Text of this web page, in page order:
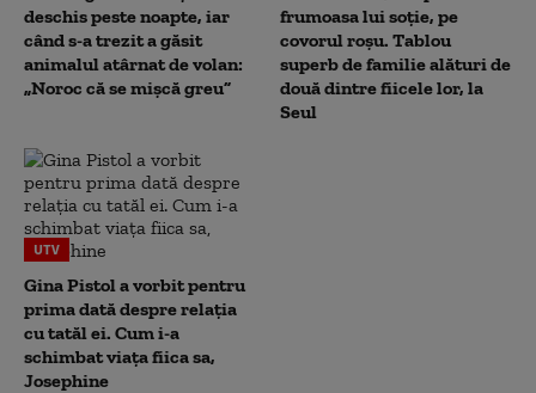
deschis peste noapte, iar
când s-a trezit a găsit
animalul atârnat de volan:
„Noroc că se mișcă greu”
frumoasa lui soție, pe
covorul roșu. Tablou
superb de familie alături de
două dintre fiicele lor, la
Seul
UTV
Gina Pistol a vorbit pentru
prima dată despre relația
cu tatăl ei. Cum i-a
schimbat viața fiica sa,
Josephine